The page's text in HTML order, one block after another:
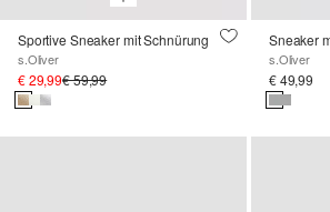
Sportive Sneaker mit Schnürung
s.Oliver
€ 29,99€ 59,99
s.Oliver
€ 49,99